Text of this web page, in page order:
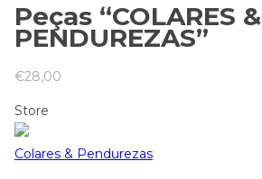
Peças “COLARES &
PENDUREZAS”
€28,00
Store
Colares & Pendurezas